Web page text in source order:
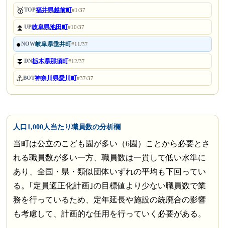
🥇TOP福井県越前町#1/37
⏫UP岐阜県池田町#10/37
●NOW岐阜県垂井町#11/37
⏬DN栃木県那須町#12/37
⚓BOT神奈川県愛川町#37/37
人口1,000人当たり職員数の分析欄
当町は公立のこども園が多い（6園）ことから必要とさ
れる職員数が多い一方、職員数は一貫して低い水準に
あり、全国・県・類似団体いずれの平均も下回ってい
る。｢定員適正化計画｣の目標値より少ない職員数で業
務を行っているため、定年延長や施設の統廃合の影響
も考慮して、計画的な任用を行っていく必要がある。